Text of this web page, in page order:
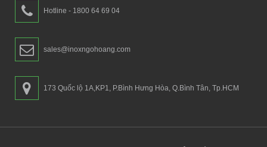
Hotline - 1800 64 69 04
sales@inoxngohoang.com
173 Quốc lộ 1A,KP1, P.Bình Hưng Hòa, Q.Bình Tân, Tp.HCM